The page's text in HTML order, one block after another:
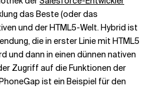
das Beste (oder das
und der HTML5-Welt. Hybrid ist
die in erster Linie mit HTML5
und dann in einen dünnen nativen
Zugriff auf die Funktionen der
ist ein Beispiel für den